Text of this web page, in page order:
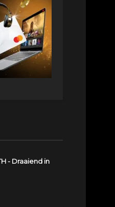
- Draaiend in